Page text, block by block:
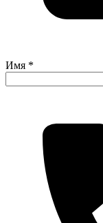
Имя *